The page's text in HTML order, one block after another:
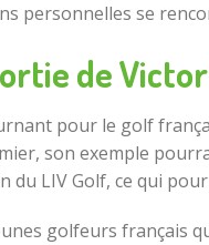
personnelles se
de
pour le golf
son exemple
LIV Golf, ce qui
golfeurs français